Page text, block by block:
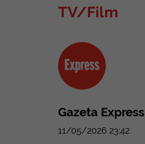
TV/Film
Gazeta Express
11/05/2026 23:42